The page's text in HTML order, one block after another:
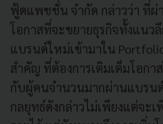
ฟู้ดแพชชั่น จำกัด กล่าวว่า ที่ผ่
โอกาสที่จะขยายธุรกิจทั้งแนว
แบรนด์ใหม่เข้ามาใน
สำคัญ ที่ต้องการเติมเต็มโอก
กับผู้คนจำนวนมากผ่านแบรน
กลยุทธ์ดังกล่าวไม่เพียงแต่จะเ